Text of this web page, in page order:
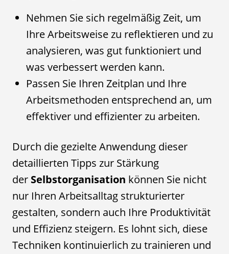
Nehmen Sie sich regelmäßig Zeit, um
Ihre Arbeitsweise zu reflektieren und zu
analysieren, was gut funktioniert und
was verbessert werden kann.
Passen Sie Ihren Zeitplan und Ihre
Arbeitsmethoden entsprechend an, um
effektiver und effizienter zu arbeiten.
Durch die gezielte Anwendung dieser
detaillierten Tipps zur Stärkung
der Selbstorganisation können Sie nicht
nur Ihren Arbeitsalltag strukturierter
gestalten, sondern auch Ihre Produktivität
und Effizienz steigern. Es lohnt sich, diese
Techniken kontinuierlich zu trainieren und